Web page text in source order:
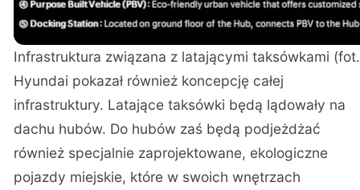
Infrastruktura związana z latającymi taksówkami
Hyundai pokazał również koncepcję całej
infrastruktury. Latające taksówki będą lądowały na
dachu hubów. Do hubów zaś będą podjeżdżać
również specjalnie zaprojektowane, ekologiczne
pojazdy miejskie, które w swoich wnętrzach